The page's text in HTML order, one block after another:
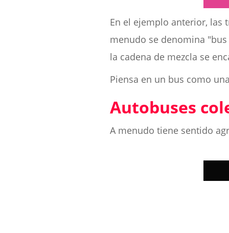
En el ejemplo anterior, las
menudo se denomina
la cadena de mezcla se
Piensa en un bus como
Autobuses
A menudo tiene sentido